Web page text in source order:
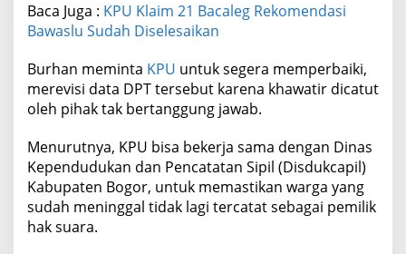
Baca Juga : KPU Klaim 21 Bacaleg Rekomendasi
Bawaslu Sudah Diselesaikan
Burhan meminta KPU untuk segera memperbaiki,
merevisi data DPT tersebut karena khawatir dicatut
oleh pihak tak bertanggung jawab.
Menurutnya, KPU bisa bekerja sama dengan Dinas
Kependudukan dan Pencatatan Sipil (Disdukcapil)
Kabupaten Bogor, untuk memastikan warga yang
sudah meninggal tidak lagi tercatat sebagai pemilik
hak suara.